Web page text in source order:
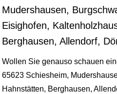
Mudershausen,
Eisighofen,
Berghausen, Allendorf,
Wollen Sie genauso schauen
65623 Schiesheim,
Hahnstätten, Berghausen,